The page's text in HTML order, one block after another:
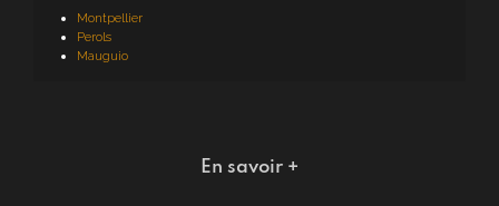
Montpellier
Perols
Mauguio
En savoir +